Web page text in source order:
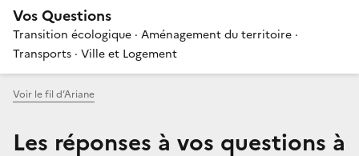
Vos Questions
Transition écologique · Aménagement du territoire ·
Transports · Ville et Logement
Voir le fil d’Ariane
Les réponses à vos questions à